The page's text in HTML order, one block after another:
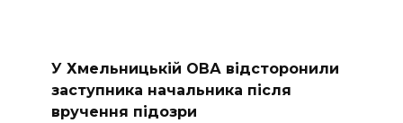
У Хмельницькій ОВА відсторонили
заступника начальника після
вручення підозри